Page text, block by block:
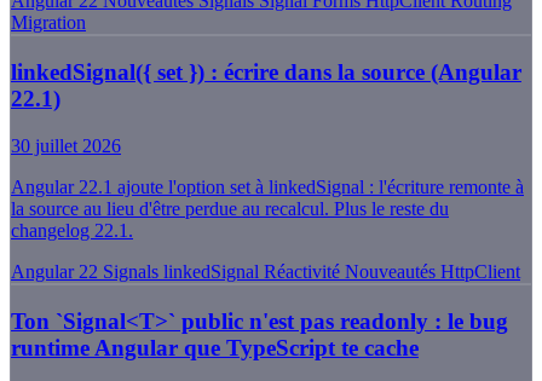
Migration
linkedSignal({ set }) : écrire dans la source (Angular
22.1)
30 juillet 2026
Angular 22.1 ajoute l'option set à linkedSignal : l'écriture remonte à
la source au lieu d'être perdue au recalcul. Plus le reste du
changelog 22.1.
Angular 22 Signals linkedSignal Réactivité Nouveautés HttpClient
Ton `Signal<T>` public n'est pas readonly : le bug
runtime Angular que TypeScript te cache